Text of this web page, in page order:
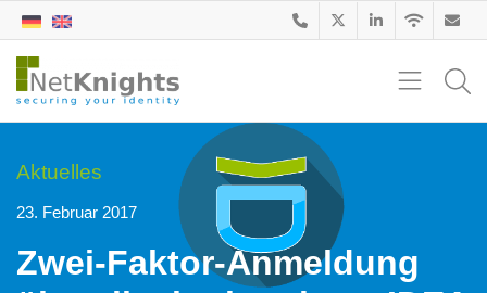
Aktuelles
23. Februar 2017
Zwei-Faktor-Anmeldung